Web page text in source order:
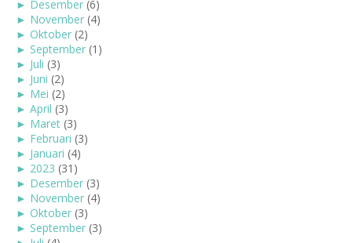
► Desember (6)
► November (4)
► Oktober (2)
► September (1)
► Juli (3)
► Juni (2)
► Mei (2)
► April (3)
► Maret (3)
► Februari (3)
► Januari (4)
► 2023 (31)
► Desember (3)
► November (4)
► Oktober (3)
► September (3)